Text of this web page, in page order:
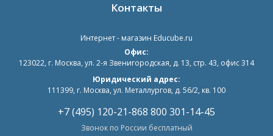
Контакты
Интернет - магазин Educube.ru
Офис:
123022, г. Москва, ул. 2-я Звенигородская, д. 13, стр. 43, офис 314
Юридический адрес:
111399, г. Москва, ул. Металлургов, д. 56/2, кв. 100
+7 (495) 120-21-868 800 301-14-45
Звонок по России бесплатный